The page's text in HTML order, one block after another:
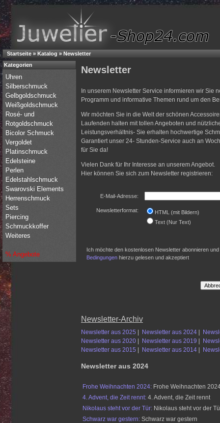
Startseite » Katalog » Newsletter
Newsletter
In unserem Newsletter Service informieren wir Sie
Programm und informative Themen rund um den
Wir möchten Sie in die Welt der schönen
Laufenden halten mit tollen Angeboten und
Leistungsverhältnis- Sie erhalten hochwertige
Garantiert unser 24- Stunden-Service auch an
für Sie da!
Vielen Dank für Ihr Interesse an unserem Angebot.
Hier können Sie sich zum Newsletter registrieren:
E-Mail-Adresse:
Newsletterformat:
HTML (mit Bildern)
Text (Nur Text)
Ich möchte den kostenlosen Newsletter abonnieren
Bedingungen hierzu gelesen und akzeptiert
Newsletter-Archiv
Newsletter aus 2025 | Newsletter aus 2024 |
Newsletter aus 2020 | Newsletter aus 2019 |
Newsletter aus 2015 | Newsletter aus 2014 |
Newsletter aus 2024
Frohe Weihnachten 2024: Frohe Weihnachten
4. Advent, die Zeit rennt: 4. Advent, die Zeit rennt
Nikolaus steht vor der Tür: Nikolaus steht vor der
Schwarz war gestern: Schwarz war gestern
Kategorien
Uhren
Silberschmuck
Gelbgoldschmuck
Weißgoldschmuck
Rosé- und
Rotgoldschmuck
Bicolor Schmuck
Vergoldet
Platinschmuck
Edelsteine
Perlen
Edelstahlschmuck
Swarovski Elements
Herrenschmuck
Sets
Piercing
Schmuckkoffer
Weiteres
% Angebote